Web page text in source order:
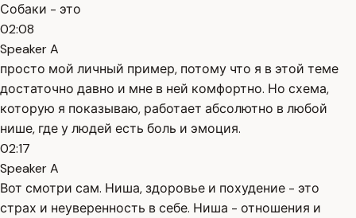
Собаки - это
02:08
Speaker A
просто мой личный пример, потому что я в этой теме
достаточно давно и мне в ней комфортно. Но схема,
которую я показываю, работает абсолютно в любой
нише, где у людей есть боль и эмоция.
02:17
Speaker A
Вот смотри сам. Ниша, здоровье и похудение - это
страх и неуверенность в себе. Ниша - отношения и